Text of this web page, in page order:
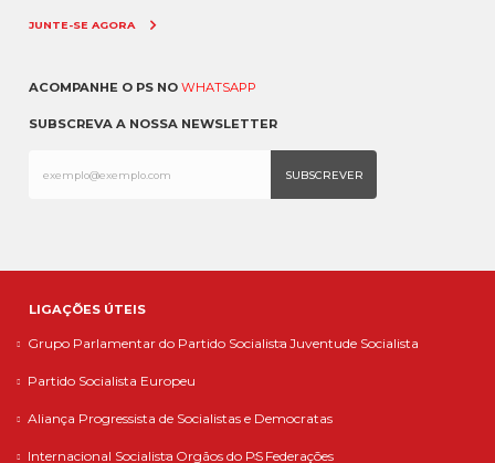
JUNTE-SE AGORA
ACOMPANHE O PS NO WHATSAPP
SUBSCREVA A NOSSA NEWSLETTER
LIGAÇÕES ÚTEIS
Grupo Parlamentar do Partido Socialista Juventude Socialista
Partido Socialista Europeu
Aliança Progressista de Socialistas e Democratas
Internacional Socialista Orgãos do PS Federações